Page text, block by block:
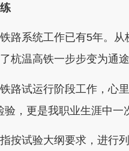
系统工作已有5年。从
杭温高铁一步步变为通途
试运行阶段工作，心里
验，更是我职业生涯中一
试验大纲要求，进行